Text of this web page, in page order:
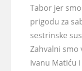
Tabor jer
prigodu za
sestrinske
Zahvalni smo
Ivanu Matiću